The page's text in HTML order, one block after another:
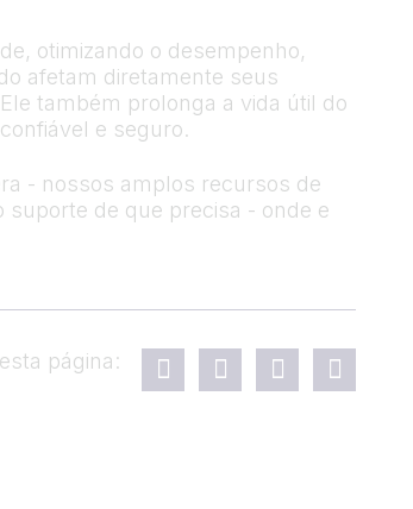
otimizando o desempenho,
afetam diretamente seus
também prolonga a vida útil do
e seguro.
- nossos amplos recursos de
de que precisa - onde e
página: